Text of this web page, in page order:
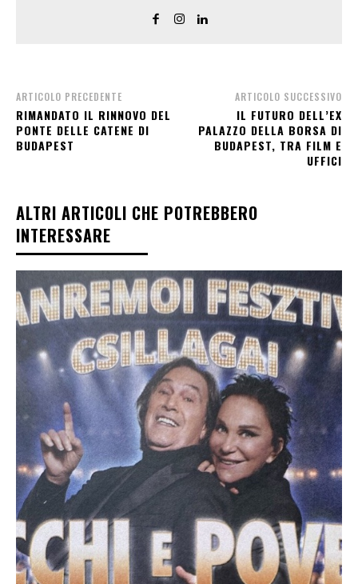
ARTICOLO PRECEDENTE
RIMANDATO IL RINNOVO DEL
PONTE DELLE CATENE DI
BUDAPEST
ARTICOLO SUCCESSIVO
IL FUTURO DELL’EX
PALAZZO DELLA BORSA DI
BUDAPEST, TRA FILM E
UFFICI
ALTRI ARTICOLI CHE POTREBBERO
INTERESSARE